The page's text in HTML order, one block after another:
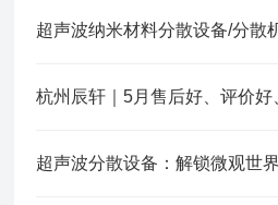
超声波分散设备：解锁微观世